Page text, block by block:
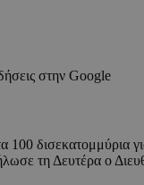
στην Google
δισεκατομμύρια
τη Δευτέρα ο